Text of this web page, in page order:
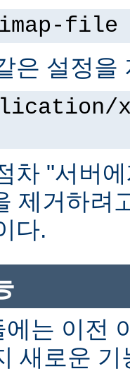
file
은 설정을
차 "서버
제거하려
다.
에는 이전
새로운 기